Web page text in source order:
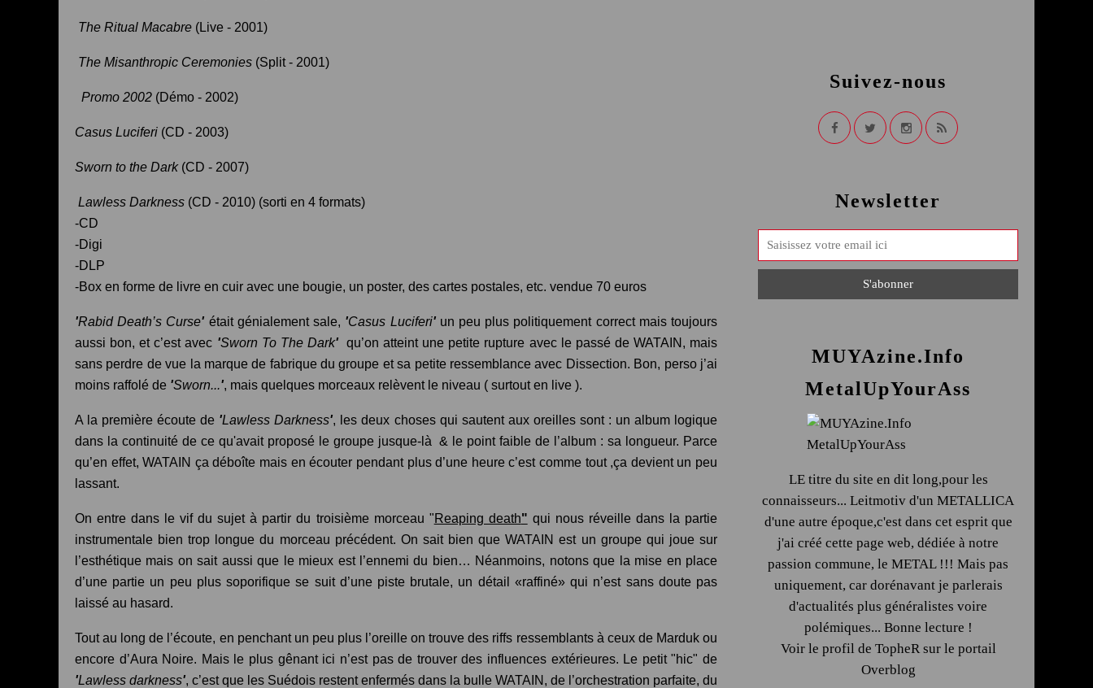
The Ritual Macabre (Live - 2001)
The Misanthropic Ceremonies (Split - 2001)
Promo 2002 (Démo - 2002)
Casus Luciferi (CD - 2003)
Sworn to the Dark(CD - 2007)
Lawless Darkness (CD - 2010) (sorti en 4 formats)
-CD
-Digi
-DLP
-Box en forme de livre en cuir avec une bougie, un poster, des cartes postales, etc. vendue 70 euros
'Rabid Death’s Curse' était génialement sale, 'Casus Luciferi'un peu plus politiquement correct mais toujours
aussi bon, et c’est avec 'Sworn To The Dark'qu’on atteint une petite rupture avec le passé de WATAIN, mais
sans perdre de vue la marque de fabrique du groupe et sa petite ressemblance avec Dissection. Bon, perso j’ai
moins raffolé de 'Sworn...', mais quelques morceaux relèvent le niveau ( surtout en live ).
A la première écoute de 'Lawless Darkness', les deux choses qui sautent aux oreilles sont : un album logique
dans la continuité de ce qu'avait proposé le groupe jusque-là & le point faible de l’album : sa longueur. Parce
qu’en effet, WATAIN ça déboîte mais en écouter pendant plus d’une heure c’est comme tout ,ça devient un peu
lassant.
On entre dans le vif du sujet à partir du troisième morceau "Reaping death" qui nous réveille dans la partie
instrumentale bien trop longue du morceau précédent. On sait bien que WATAIN est un groupe qui joue sur
l’esthétique mais on sait aussi que le mieux est l’ennemi du bien… Néanmoins, notons que la mise en place
d’une partie un peu plus soporifique se suit d’une piste brutale, un détail «raffiné» qui n’est sans doute pas
laissé au hasard.
Tout au long de l’écoute, en penchant un peu plus l’oreille on trouve des riffs ressemblants à ceux de Marduk ou
encore d’Aura Noire. Mais le plus gênant ici n’est pas de trouver des influences extérieures. Le petit "hic" de
'Lawless darkness', c’est que les Suédois restent enfermés dans la bulle WATAIN, de l’orchestration parfaite, du
Newsletter
MUYAzine.Info
MetalUpYourAss
LE titre du site en dit long,pour les
connaisseurs... Leitmotiv d'un METALLICA
d'une autre époque,c'est dans cet esprit que
j'ai créé cette page web, dédiée à notre
passion commune, le METAL !!! Mais pas
uniquement, car dorénavant je parlerais
d'actualités plus généralistes voire
polémiques... Bonne lecture !
Voir le profil de TopheRsur le portail
Overblog
Suivez-nous